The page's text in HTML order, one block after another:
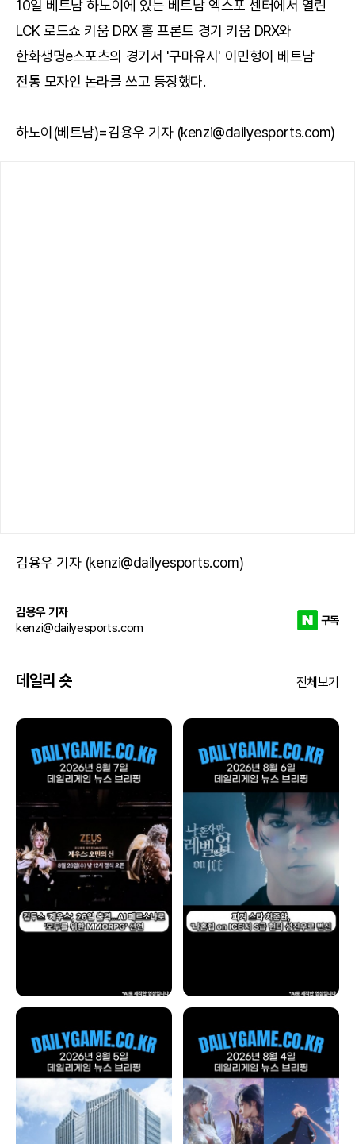
10일 베트남 하노이에 있는 베트남 엑스포 센터에서 열린
LCK 로드쇼 키움 DRX 홈 프론트 경기 키움 DRX와
한화생명e스포츠의 경기서 '구마유시' 이민형이 베트남
전통 모자인 논라를 쓰고 등장했다.
하노이(베트남)=김용우 기자 (kenzi@dailyesports.com)
김용우 기자 (kenzi@dailyesports.com)
김용우 기자
kenzi@dailyesports.com
구독
데일리 숏 전체보기